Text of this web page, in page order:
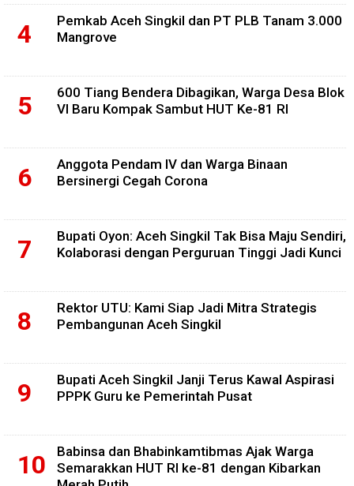
Pemkab Aceh Singkil dan PT PLB Tanam 3.000
Mangrove
600 Tiang Bendera Dibagikan, Warga Desa Blok
VI Baru Kompak Sambut HUT Ke-81 RI
Anggota Pendam IV dan Warga Binaan
Bersinergi Cegah Corona
Bupati Oyon: Aceh Singkil Tak Bisa Maju Sendiri,
Kolaborasi dengan Perguruan Tinggi Jadi Kunci
Rektor UTU: Kami Siap Jadi Mitra Strategis
Pembangunan Aceh Singkil
Bupati Aceh Singkil Janji Terus Kawal Aspirasi
PPPK Guru ke Pemerintah Pusat
Babinsa dan Bhabinkamtibmas Ajak Warga
Semarakkan HUT RI ke-81 dengan Kibarkan